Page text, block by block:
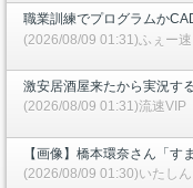
職業訓練でプログラムか
(2026/08/09 01:31)ふぇー速
激安居酒屋来たから実況す
(2026/08/09 01:31)流速VIP
【画像】橋本環奈さん「す
(2026/08/09 01:30)いたしん